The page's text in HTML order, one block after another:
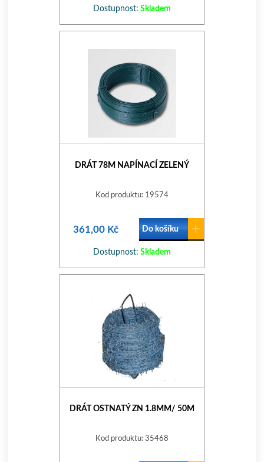
Dostupnost: Skladem
DRÁT 78M NAPÍNACÍ ZELENÝ
Kod produktu: 19574
361,00 Kč Do košíku
Dostupnost: Skladem
DRÁT OSTNATÝ ZN 1.8MM/ 50M
Kod produktu: 35468